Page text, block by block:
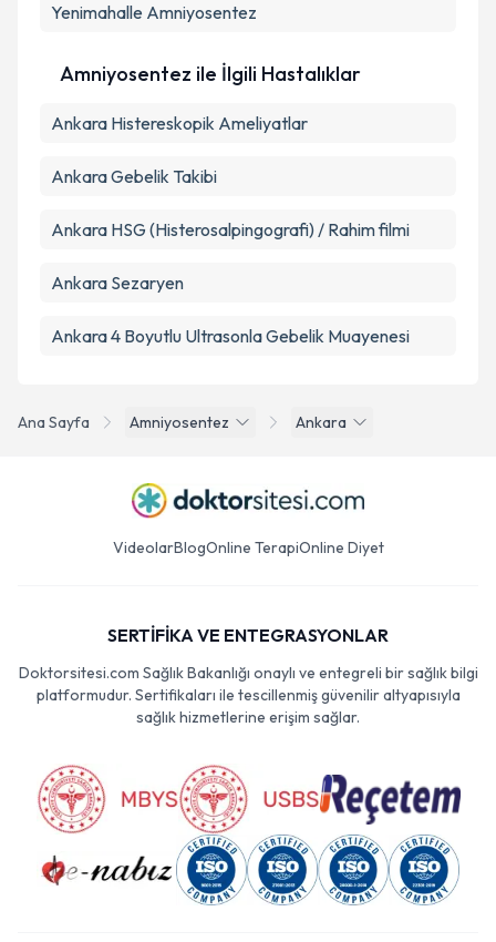
Ana Sayfa Amniyosentez Ankara
Yenimahalle Amniyosentez
Amniyosentez ile İlgili Hastalıklar
Ankara Histereskopik Ameliyatlar
Ankara Gebelik Takibi
Ankara HSG (Histerosalpingografi) / Rahim filmi
Ankara Sezaryen
Ankara 4 Boyutlu Ultrasonla Gebelik Muayenesi
VideolarBlogOnline TerapiOnline Diyet
SERTİFİKA VE ENTEGRASYONLAR
Doktorsitesi.com Sağlık Bakanlığı onaylı ve entegreli bir sağlık bilgi
platformudur. Sertifikaları ile tescillenmiş güvenilir altyapısıyla
sağlık hizmetlerine erişim sağlar.